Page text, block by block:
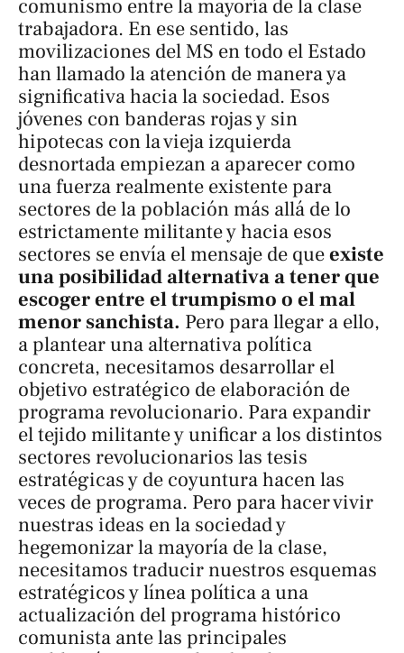
comunismo entre la mayoría de la clase
trabajadora. En ese sentido, las
movilizaciones del MS en todo el Estado
han llamado la atención de manera ya
significativa hacia la sociedad. Esos
jóvenes con banderas rojas y sin
hipotecas con la vieja izquierda
desnortada empiezan a aparecer como
una fuerza realmente existente para
sectores de la población más allá de lo
estrictamente militante y hacia esos
sectores se envía el mensaje de queexiste
una posibilidad alternativa a tener que
escoger entre el trumpismo o el mal
menor sanchista. Pero para llegar a ello,
a plantear una alternativa política
concreta, necesitamos desarrollar el
objetivo estratégico de elaboración de
programa revolucionario. Para expandir
el tejido militante y unificar a los distintos
sectores revolucionarios las tesis
estratégicas y de coyuntura hacen las
veces de programa. Pero para hacer vivir
nuestras ideas en la sociedad y
hegemonizar la mayoría de la clase,
necesitamos traducir nuestros esquemas
estratégicos y línea política a una
actualización del programa histórico
comunista ante las principales